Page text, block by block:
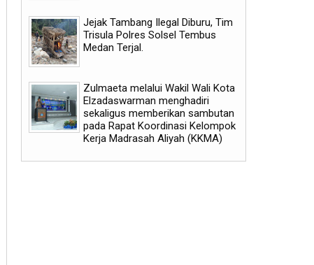
Jejak Tambang Ilegal Diburu, Tim
Trisula Polres Solsel Tembus
Medan Terjal.
Zulmaeta melalui Wakil Wali Kota
Elzadaswarman menghadiri
sekaligus memberikan sambutan
pada Rapat Koordinasi Kelompok
Kerja Madrasah Aliyah (KKMA)